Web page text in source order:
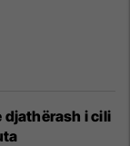
djathërash i cili